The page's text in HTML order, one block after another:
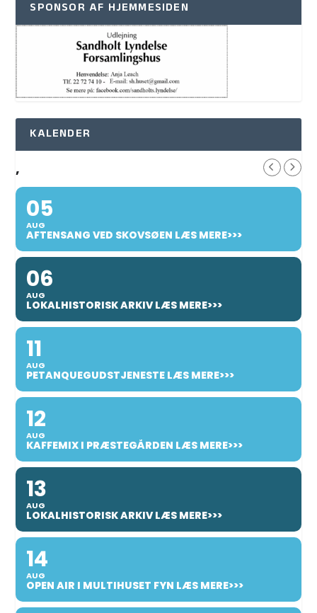
SPONSOR AF HJEMMESIDEN
KALENDER
,
05
AUG
AFTENSANG VED SKOVSØEN LÆS MERE>>>
06
AUG
LOKALHISTORISK ARKIV LÆS MERE>>>
11
AUG
PETANQUEGUDSTJENESTE LÆS MERE>>>
12
AUG
KAFFEMIX I PRÆSTEGÅRDEN LÆS MERE>>>
13
AUG
LOKALHISTORISK ARKIV LÆS MERE>>>
14
AUG
OPEN AIR I MULTIHUSET FYN LÆS MERE>>>